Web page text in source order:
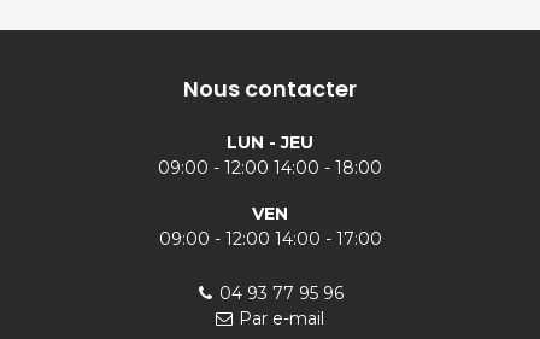
Nous contacter
LUN - JEU
09:00 - 12:00 14:00 - 18:00
VEN
09:00 - 12:00 14:00 - 17:00
04 93 77 95 96
Par e-mail